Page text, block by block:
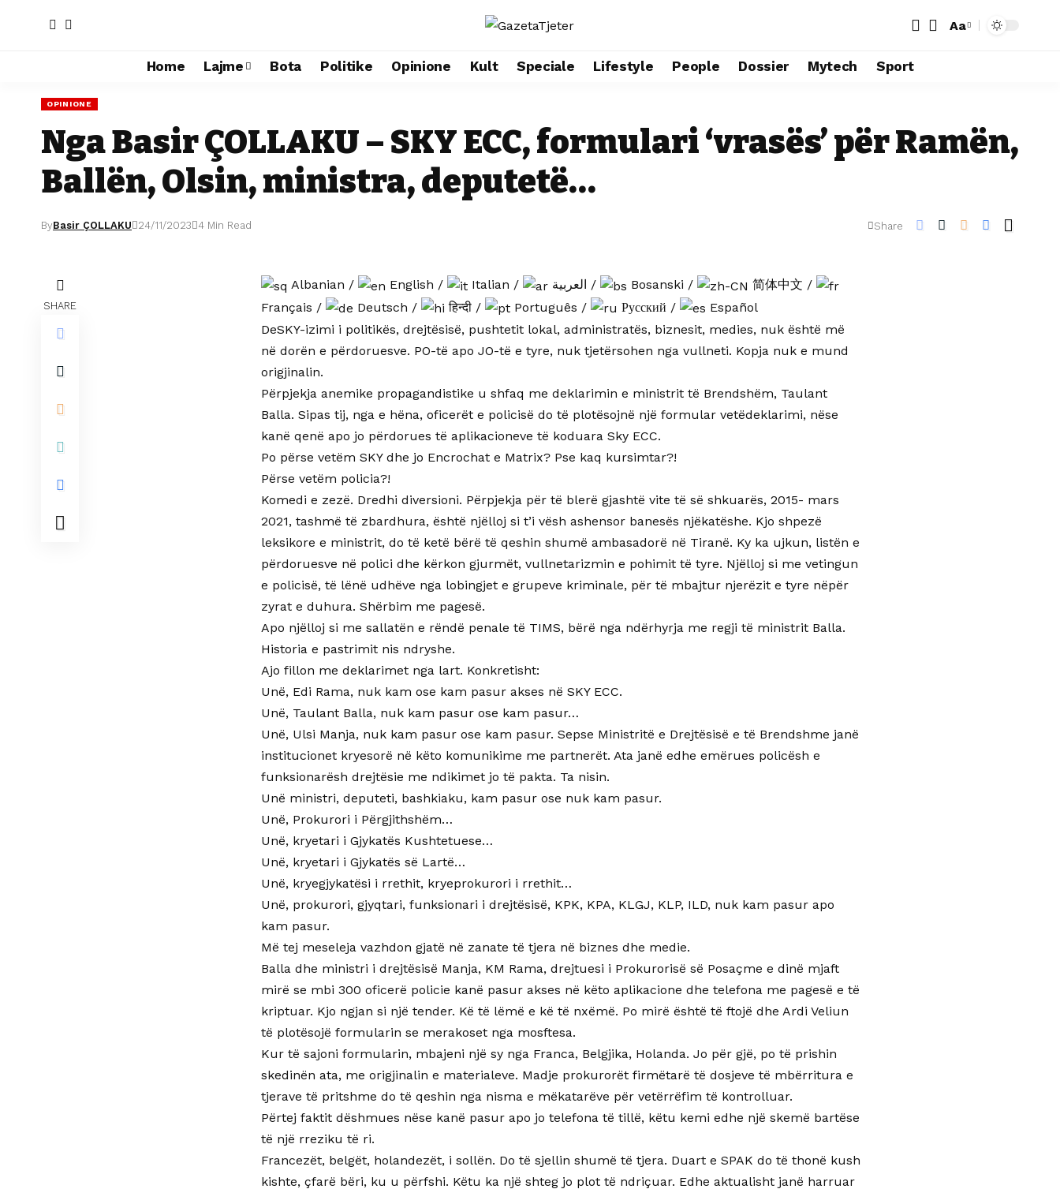
Aa
Home Lajme Bota Politike Opinione Kult Speciale Lifestyle People Dossier Mytech Sport
OPINIONE
Nga Basir ÇOLLAKU – SKY ECC, formulari ‘vrasës’ për Ramën,
Ballën, Olsin, ministra, deputetë…
ByBasir ÇOLLAKU 24/11/2023 4 Min Read Share
SHARE
Albanian / English / Italian / العربية / Bosanski / 简体中文 /
Français / Deutsch / हिन्दी / Português / Русский /
Español
DeSKY-izimi i politikës, drejtësisë, pushtetit lokal, administratës, biznesit, medies, nuk është më
në dorën e përdoruesve. PO-të apo JO-të e tyre, nuk tjetërsohen nga vullneti. Kopja nuk e mund
origjinalin.
Përpjekja anemike propagandistike u shfaq me deklarimin e ministrit të Brendshëm, Taulant
Balla. Sipas tij, nga e hëna, oficerët e policisë do të plotësojnë një formular vetëdeklarimi, nëse
kanë qenë apo jo përdorues të aplikacioneve të koduara Sky ECC.
Po përse vetëm SKY dhe jo Encrochat e Matrix? Pse kaq kursimtar?!
Përse vetëm policia?!
Komedi e zezë. Dredhi diversioni. Përpjekja për të blerë gjashtë vite të së shkuarës, 2015- mars
2021, tashmë të zbardhura, është njëlloj si t’i vësh ashensor banesës njëkatëshe. Kjo shpezë
leksikore e ministrit, do të ketë bërë të qeshin shumë ambasadorë në Tiranë. Ky ka ujkun, listën e
përdoruesve në polici dhe kërkon gjurmët, vullnetarizmin e pohimit të tyre. Njëlloj si me vetingun
e policisë, të lënë udhëve nga lobingjet e grupeve kriminale, për të mbajtur njerëzit e tyre nëpër
zyrat e duhura. Shërbim me pagesë.
Apo njëlloj si me sallatën e rëndë penale të TIMS, bërë nga ndërhyrja me regji të ministrit Balla.
Historia e pastrimit nis ndryshe.
Ajo fillon me deklarimet nga lart. Konkretisht:
Unë, Edi Rama, nuk kam ose kam pasur akses në SKY ECC.
Unë, Taulant Balla, nuk kam pasur ose kam pasur…
Unë, Ulsi Manja, nuk kam pasur ose kam pasur. Sepse Ministritë e Drejtësisë e të Brendshme janë
institucionet kryesorë në këto komunikime me partnerët. Ata janë edhe emërues policësh e
funksionarësh drejtësie me ndikimet jo të pakta. Ta nisin.
Unë ministri, deputeti, bashkiaku, kam pasur ose nuk kam pasur.
Unë, Prokurori i Përgjithshëm…
Unë, kryetari i Gjykatës Kushtetuese…
Unë, kryetari i Gjykatës së Lartë…
Unë, kryegjykatësi i rrethit, kryeprokurori i rrethit…
Unë, prokurori, gjyqtari, funksionari i drejtësisë, KPK, KPA, KLGJ, KLP, ILD, nuk kam pasur apo
kam pasur.
Më tej meseleja vazhdon gjatë në zanate të tjera në biznes dhe medie.
Balla dhe ministri i drejtësisë Manja, KM Rama, drejtuesi i Prokurorisë së Posaçme e dinë mjaft
mirë se mbi 300 oficerë policie kanë pasur akses në këto aplikacione dhe telefona me pagesë e të
kriptuar. Kjo ngjan si një tender. Kë të lëmë e kë të nxëmë. Po mirë është të ftojë dhe Ardi Veliun
të plotësojë formularin se merakoset nga mosftesa.
Kur të sajoni formularin, mbajeni një sy nga Franca, Belgjika, Holanda. Jo për gjë, po të prishin
skedinën ata, me origjinalin e materialeve. Madje prokurorët firmëtarë të dosjeve të mbërritura e
tjerave të pritshme do të qeshin nga nisma e mëkatarëve për vetërrëfim të kontrolluar.
Përtej faktit dëshmues nëse kanë pasur apo jo telefona të tillë, këtu kemi edhe një skemë bartëse
të një rreziku të ri.
Francezët, belgët, holandezët, i sollën. Do të sjellin shumë të tjera. Duart e SPAK do të thonë kush
kishte, çfarë bëri, ku u përfshi. Këtu ka një shteg jo plot të ndriçuar. Edhe aktualisht janë harruar